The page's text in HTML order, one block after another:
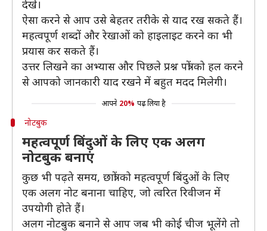
देखें।
ऐसा करने से आप उसे बेहतर तरीके से याद रख सकते हैं।
महत्वपूर्ण शब्दों और रेखाओं को हाइलाइट करने का भी
प्रयास कर सकते हैं।
उत्तर लिखने का अभ्यास और पिछले प्रश्न पत्रों को हल करने
से आपको जानकारी याद रखने में बहुत मदद मिलेगी।
आपने 20% पढ़ लिया है
नोटबुक
महत्वपूर्ण बिंदुओं के लिए एक अलग
नोटबुक बनाएं
कुछ भी पढ़ते समय, छात्रों को महत्वपूर्ण बिंदुओं के लिए
एक अलग नोट बनाना चाहिए, जो त्वरित रिवीजन में
उपयोगी होते हैं।
अलग नोटबुक बनाने से आप जब भी कोई चीज भूलेंगे तो